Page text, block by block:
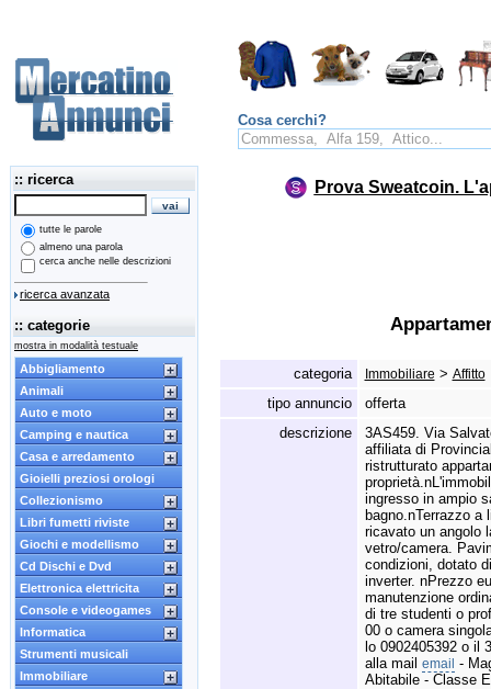
Cosa cerchi?
:: ricerca
tutte le parole
almeno una parola
cerca anche nelle descrizioni
ricerca avanzata
:: categorie
mostra in modalità testuale
Abbigliamento
Animali
Auto e moto
Camping e nautica
Casa e arredamento
Gioielli preziosi orologi
Collezionismo
Libri fumetti riviste
Giochi e modellismo
Cd Dischi e Dvd
Elettronica elettricita
Console e videogames
Informatica
Strumenti musicali
Immobiliare
Prova Sweatcoin.
categoria Immobiliare > Affitto
tipo annuncio
offerta
descrizione
3AS459. Via
affiliata di
ristrutturato
proprietà.
ingresso in ampio
bagno.nTerrazzo a
ricavato un angolo
vetro/camera.
condizioni, dotato
inverter. nPrezzo
manutenzione
di tre studenti o
00 o camera
lo 0902405392 o il
alla mail email -
Abitabile - Classe